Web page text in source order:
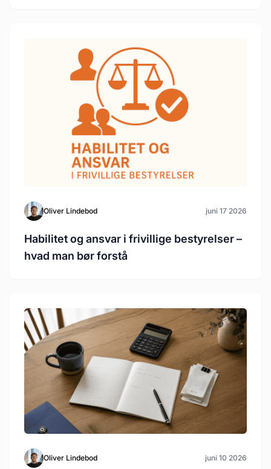
Oliver Lindebod juni 17 2026
Habilitet og ansvar i frivillige bestyrelser –
hvad man bør forstå
Oliver Lindebod juni 10 2026